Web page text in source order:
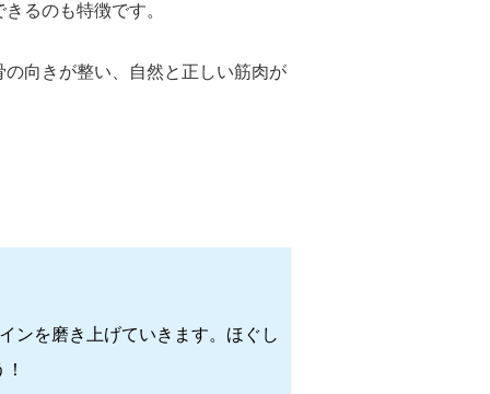
るのも特徴です。
向きが整い、自然と正しい筋肉が
ンを磨き上げていきます。ほぐし